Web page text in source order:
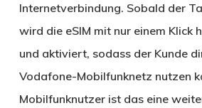
Internetverbindung. Sobald der
wird die eSIM mit nur einem Klick
und aktiviert, sodass der Kunde
Vodafone-Mobilfunknetz nutzen
Mobilfunknutzer ist das eine